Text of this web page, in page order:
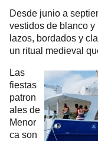
Desde junio a
vestidos de blanco
lazos, bordados y
un ritual medieval
Las
fiestas
patron
ales de
Menor
ca son